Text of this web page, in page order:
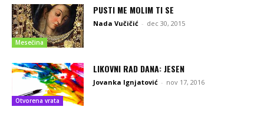
Mesečina
PUSTI ME MOLIM TI SE
Nada Vučičić - dec 30, 2015
Otvorena vrata
LIKOVNI RAD DANA: JESEN
Jovanka Ignjatović - nov 17, 2016